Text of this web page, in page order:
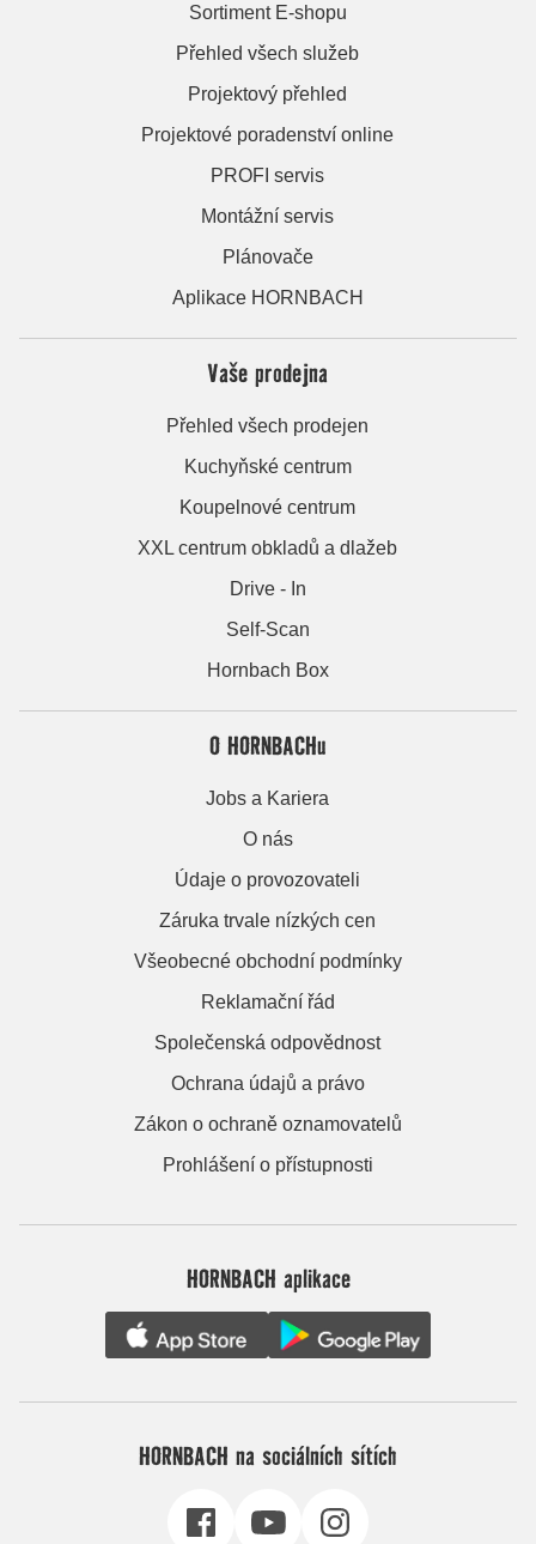
Sortiment E-shopu
Přehled všech služeb
Projektový přehled
Projektové poradenství online
PROFI servis
Montážní servis
Plánovače
Aplikace HORNBACH
Vaše prodejna
Přehled všech prodejen
Kuchyňské centrum
Koupelnové centrum
XXL centrum obkladů a dlažeb
Drive - In
Self-Scan
Hornbach Box
O HORNBACHu
Jobs a Kariera
O nás
Údaje o provozovateli
Záruka trvale nízkých cen
Všeobecné obchodní podmínky
Reklamační řád
Společenská odpovědnost
Ochrana údajů a právo
Zákon o ochraně oznamovatelů
Prohlášení o přístupnosti
HORNBACH aplikace
HORNBACH na sociálních sítích